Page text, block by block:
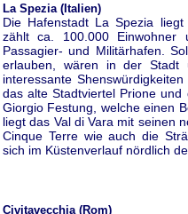
La Spezia (Italien)
Die Hafenstadt La Spezia
zählt ca. 100.000 Einwohner
Passagier- und Militärhafen.
erlauben, wären in der Stadt
interessante
das alte Stadtviertel Prione
Giorgio Festung, welche einen
liegt das Val di Vara mit seinen
Cinque Terre wie auch die
sich im Küstenverlauf nördlich
Civitavecchia (Rom)